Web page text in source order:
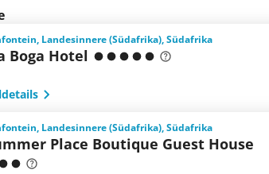
Landesinnere (Südafrika), Südafrika
Boga Hotel
Landesinnere (Südafrika), Südafrika
Place Boutique Guest House